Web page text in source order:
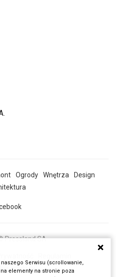
Ogrody Wnętrza
Design
Pressland SA
artykuły
Serwisu (scrollowanie,
elementy na stronie poza